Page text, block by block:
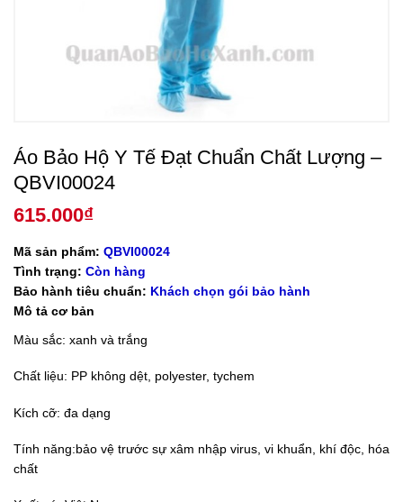
Áo Bảo Hộ Y Tế Đạt Chuẩn Chất Lượng –
QBVI00024
615.000₫
Mã sản phẩm: QBVI00024
Tình trạng: Còn hàng
Bảo hành tiêu chuẩn: Khách chọn gói bảo hành
Mô tả cơ bản
Màu sắc: xanh và trắng
Chất liệu: PP không dệt, polyester, tychem
Kích cỡ: đa dạng
Tính năng:bảo vệ trước sự xâm nhập virus, vi khuẩn, khí độc, hóa
chất